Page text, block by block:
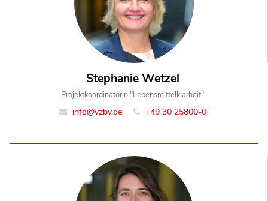
Stephanie Wetzel
Projektkoordinatorin "Lebensmittelklarheit"
info@vzbv.de +49 30 25800-0